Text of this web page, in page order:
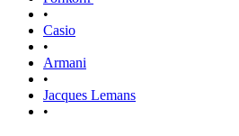
•
Casio
•
Armani
•
Jacques Lemans
•